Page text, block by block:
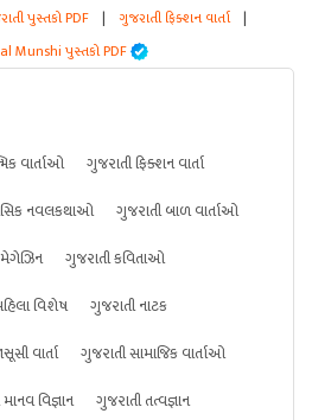
પુસ્તકો PDF | ગુજરાતી ફિક્શન વાર્તા |
Munshi પુસ્તકો PDF
વાર્તાઓ
ગુજરાતી ફિક્શન વાર્તા
નવલકથાઓ
ગુજરાતી બાળ વાર્તાઓ
ગુજરાતી કવિતાઓ
વિશેષ
ગુજરાતી નાટક
વાર્તા
ગુજરાતી સામાજિક વાર્તાઓ
વિજ્ઞાન ગુજરાતી તત્વજ્ઞાન